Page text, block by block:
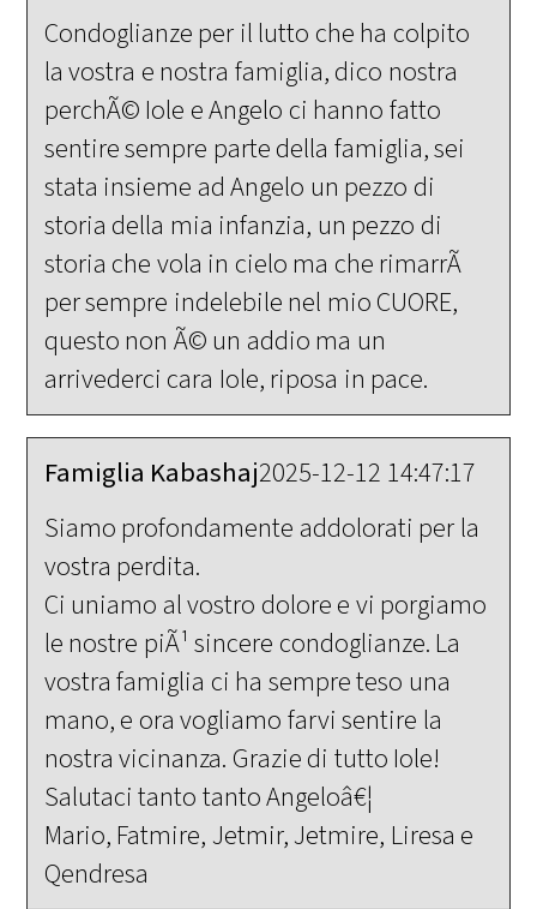
Condoglianze per il lutto che ha colpito
la vostra e nostra famiglia, dico nostra
perchÃ© Iole e Angelo ci hanno fatto
sentire sempre parte della famiglia, sei
stata insieme ad Angelo un pezzo di
storia della mia infanzia, un pezzo di
storia che vola in cielo ma che rimarrÃ
per sempre indelebile nel mio CUORE,
questo non Ã© un addio ma un
arrivederci cara Iole, riposa in pace.
Famiglia Kabashaj2025-12-12 14:47:17
Siamo profondamente addolorati per la
vostra perdita.
Ci uniamo al vostro dolore e vi porgiamo
le nostre piÃ¹ sincere condoglianze. La
vostra famiglia ci ha sempre teso una
mano, e ora vogliamo farvi sentire la
nostra vicinanza. Grazie di tutto Iole!
Salutaci tanto tanto Angeloâ€¦
Mario, Fatmire, Jetmir, Jetmire, Liresa e
Qendresa